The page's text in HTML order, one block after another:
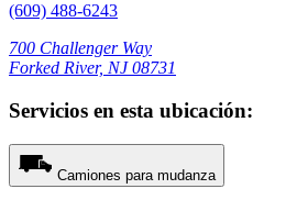
(609) 488-6243
700 Challenger Way
Forked River, NJ 08731
Servicios en esta ubicación:
Camiones para mudanza